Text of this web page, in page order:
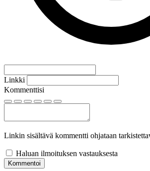
Linkki
Kommenttisi
Linkin sisältävä kommentti ohjataan
Haluan ilmoituksen vastauksesta
Kommentoi